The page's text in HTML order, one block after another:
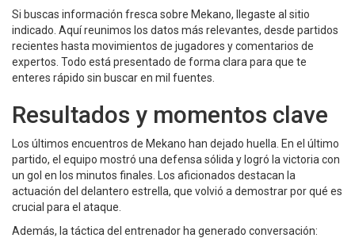
Si buscas información fresca sobre Mekano, llegaste al sitio
indicado. Aquí reunimos los datos más relevantes, desde partidos
recientes hasta movimientos de jugadores y comentarios de
expertos. Todo está presentado de forma clara para que te
enteres rápido sin buscar en mil fuentes.
Resultados y momentos clave
Los últimos encuentros de Mekano han dejado huella. En el último
partido, el equipo mostró una defensa sólida y logró la victoria con
un gol en los minutos finales. Los aficionados destacan la
actuación del delantero estrella, que volvió a demostrar por qué es
crucial para el ataque.
Además, la táctica del entrenador ha generado conversación: